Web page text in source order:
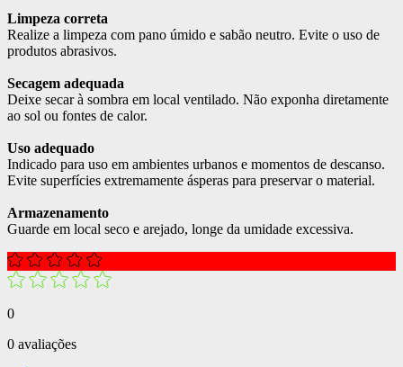
Limpeza correta
Realize a limpeza com pano úmido e sabão neutro. Evite o uso de
produtos abrasivos.
Secagem adequada
Deixe secar à sombra em local ventilado. Não exponha diretamente
ao sol ou fontes de calor.
Uso adequado
Indicado para uso em ambientes urbanos e momentos de descanso.
Evite superfícies extremamente ásperas para preservar o material.
Armazenamento
Guarde em local seco e arejado, longe da umidade excessiva.
0
0 avaliações